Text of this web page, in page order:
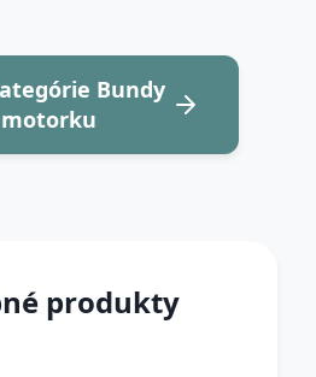
Bundy
produkty